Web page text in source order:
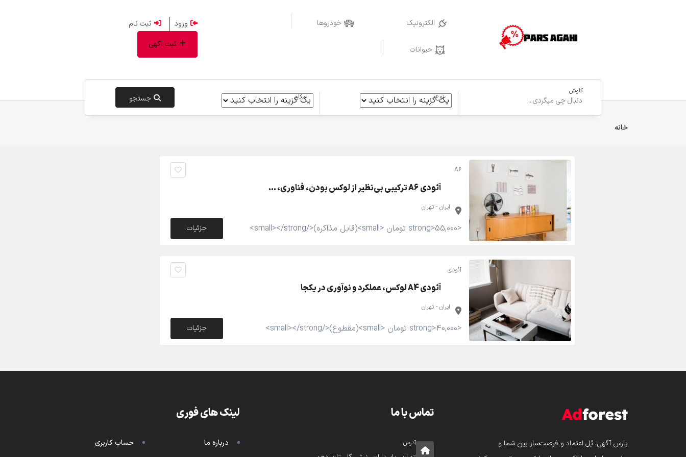
الکترونیک خودروها
حیوانات
کاوش
نوع مکان جستجو
ورود
ثبت نام
ثبت آگهی
خانه
A6
آئودی A6 ترکیبی بی‌نظیر از لوکس بودن، فناوری، …
ایران - تهران
<strong>55,000 تومان <small>(قابل مذاکره)</small></strong> جزئیات
آئودی
آئودی A4 لوکس، عملکرد و نوآوری در یکجا
ایران - تهران
<strong>40,000 تومان <small>(مقطوع)</small></strong> جزئیات
پارس‌ آگهی، پُل اعتماد و فرصت‌ساز بین شما و
تماس با ما
آدرس
لینک های فوری
درباره ما حساب کاربری